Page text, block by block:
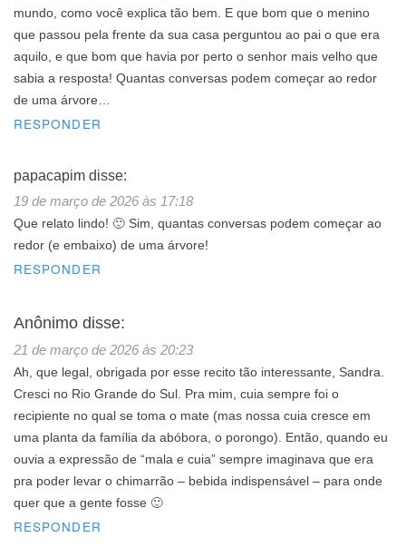
mundo, como você explica tão bem. E que bom que o menino
que passou pela frente da sua casa perguntou ao pai o que era
aquilo, e que bom que havia por perto o senhor mais velho que
sabia a resposta! Quantas conversas podem começar ao redor
de uma árvore…
RESPONDER
papacapim disse:
19 de março de 2026 às 17:18
Que relato lindo! 🙂 Sim, quantas conversas podem começar ao
redor (e embaixo) de uma árvore!
RESPONDER
Anônimo disse:
21 de março de 2026 às 20:23
Ah, que legal, obrigada por esse recito tão interessante, Sandra.
Cresci no Rio Grande do Sul. Pra mim, cuia sempre foi o
recipiente no qual se toma o mate (mas nossa cuia cresce em
uma planta da família da abóbora, o porongo). Então, quando eu
ouvia a expressão de “mala e cuia” sempre imaginava que era
pra poder levar o chimarrão – bebida indispensável – para onde
quer que a gente fosse 🙂
RESPONDER